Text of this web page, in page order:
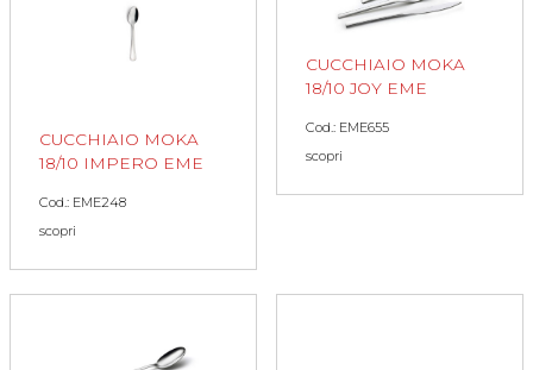
CUCCHIAIO MOKA
18/10 IMPERO EME
Cod.: EME248
scopri
CUCCHIAIO MOKA
18/10 JOY EME
Cod.: EME655
scopri